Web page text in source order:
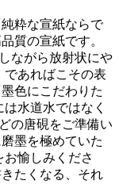
粋な宣紙ならで
質の宣紙です。
ながら放射状にや
あればこその表
色にこだわりた
水道水ではなく
の唐硯をご準備い
墨を極めていた
愉しみくださ
たくなる、それ